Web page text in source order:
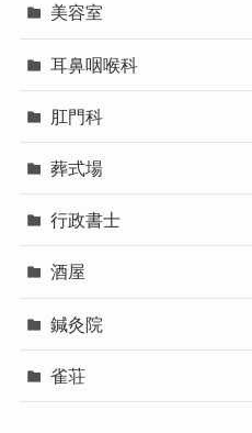
美容室
耳鼻咽喉科
肛門科
葬式場
行政書士
酒屋
鍼灸院
雀荘